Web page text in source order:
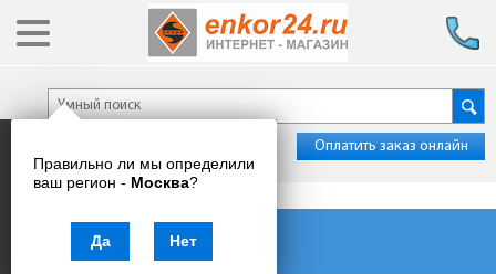
Правильно ли мы определили
ваш регион - Москва?
Да Нет
Оплатить заказ онлайн
Каталог товаров